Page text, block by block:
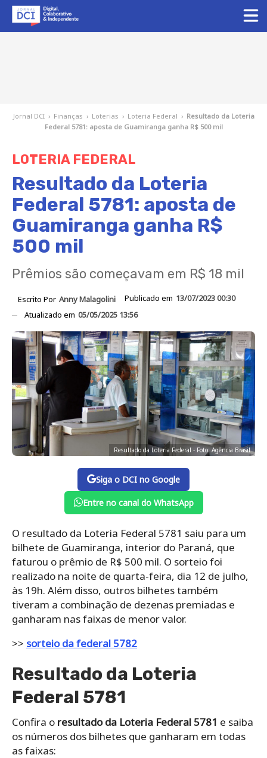
Jornal DCI › Finanças › Loterias › Loteria Federal › Resultado da Loteria
Federal 5781: aposta de Guamiranga ganha R$ 500 mil
LOTERIA FEDERAL
Resultado da Loteria
Federal 5781: aposta de
Guamiranga ganha R$
500 mil
Prêmios são começavam em R$ 18 mil
Escrito Por Anny Malagolini Publicado em 13/07/2023 00:30
Atualizado em 05/05/2025 13:56
Resultado da Loteria Federal - Foto: Agência Brasil
Siga o DCI no Google
Entre no canal do WhatsApp
O resultado da Loteria Federal 5781 saiu para um
bilhete de Guamiranga, interior do Paraná, que
faturou o prêmio de R$ 500 mil. O sorteio foi
realizado na noite de quarta-feira, dia 12 de julho,
às 19h. Além disso, outros bilhetes também
tiveram a combinação de dezenas premiadas e
ganharam nas faixas de menor valor.
>> sorteio da federal 5782
Resultado da Loteria
Federal 5781
Confira o resultado da Loteria Federal 5781 e saiba
os números dos bilhetes que ganharam em todas
as faixas: